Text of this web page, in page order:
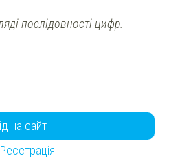
послідовності цифр.
на сайт
Реєстрація